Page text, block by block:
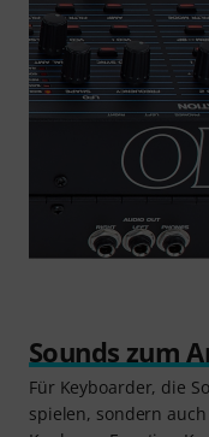
Sounds zum
Für Keyboarder, die
spielen, sondern